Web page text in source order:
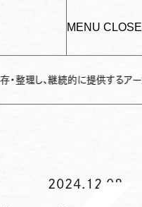
MENU CLOSE
継続的に提供するアーカイブサイ
2024.12.08